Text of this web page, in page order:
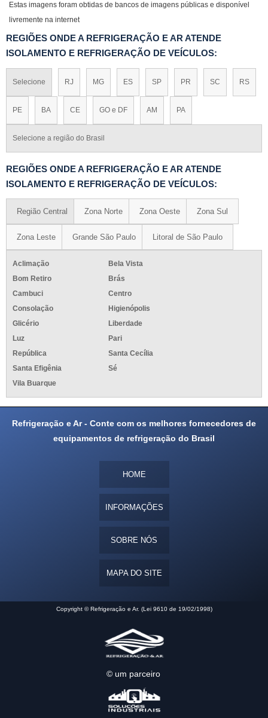
Estas imagens foram obtidas de bancos de imagens públicas e disponível
livremente na internet
REGIÕES ONDE A REFRIGERAÇÃO E AR ATENDE
ISOLAMENTO E REFRIGERAÇÃO DE VEÍCULOS:
Selecione RJ MG ES SP PR SC RS
PE BA CE GO e DF AM PA
Selecione a região do Brasil
REGIÕES ONDE A REFRIGERAÇÃO E AR ATENDE
ISOLAMENTO E REFRIGERAÇÃO DE VEÍCULOS:
Região Central Zona Norte Zona Oeste Zona Sul
Zona Leste Grande São Paulo Litoral de São Paulo
Aclimação
Bela Vista
Bom Retiro
Brás
Cambuci
Centro
Consolação
Higienópolis
Glicério
Liberdade
Luz
Pari
República
Santa Cecília
Santa Efigênia
Sé
Vila Buarque
Refrigeração e Ar - Conte com os melhores fornecedores de
equipamentos de refrigeração do Brasil
HOME
INFORMAÇÕES
SOBRE NÓS
MAPA DO SITE
Copyright © Refrigeração e Ar. (Lei 9610 de 19/02/1998)
© um parceiro